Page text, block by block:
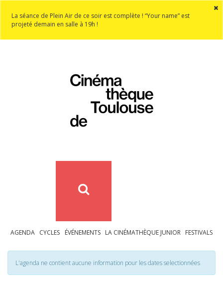
La séance de Plein Air de ce soir est complète ! “Your name” est
projeté demain en salle à 19h !
AGENDA CYCLES ÉVÉNEMENTS LA CINÉMATHÈQUE JUNIOR FESTIVALS
L'agenda ne contient aucune information pour les dates selectionnées